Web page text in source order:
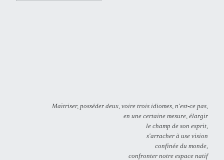
Maïtriser, posséder deux, voire trois idiomes, n'est-ce pas,
en une certaine mesure, élargir
le champ de son esprit,
s'arracher à use vision
confinée du monde,
confronter notre espace natif